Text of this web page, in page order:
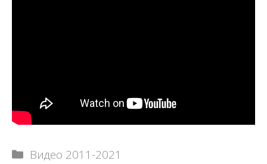
Рубрики
Видео 2011-2021